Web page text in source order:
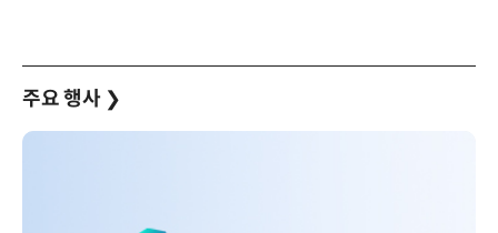
주요 행사 ❯